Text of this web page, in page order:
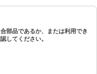
部品であるか、または利用でき
してください。